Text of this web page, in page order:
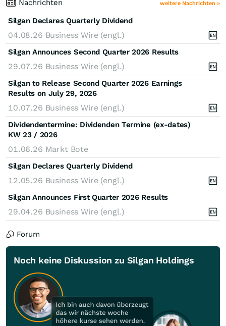
Nachrichten weitere Nachrichten »
Silgan Declares Quarterly Dividend
04.08.26 Business Wire (engl.)
Silgan Announces Second Quarter 2026 Results
29.07.26 Business Wire (engl.)
Silgan to Release Second Quarter 2026 Earnings
Results on July 29, 2026
10.07.26 Business Wire (engl.)
Dividendentermine: Dividenden Termine (ex-dates)
KW 23 / 2026
01.06.26 Markt Bote
Silgan Declares Quarterly Dividend
12.05.26 Business Wire (engl.)
Silgan Announces First Quarter 2026 Results
29.04.26 Business Wire (engl.)
Forum
Noch keine Diskussion zu Silgan Holdings